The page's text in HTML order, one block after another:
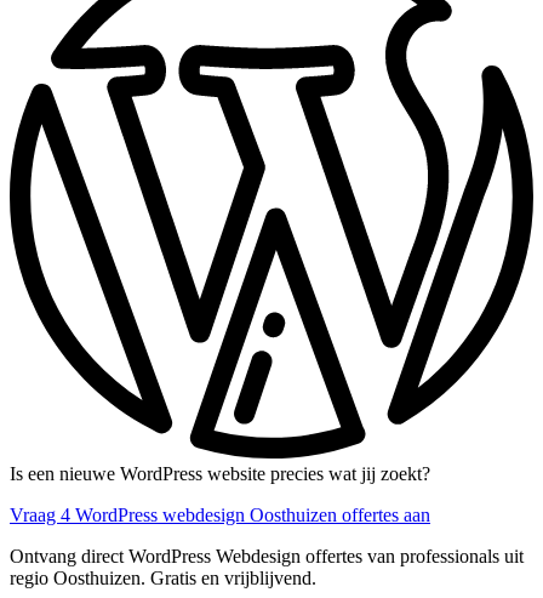
Is een nieuwe WordPress website precies wat jij zoekt?
Vraag 4 WordPress webdesign Oosthuizen offertes aan
Ontvang direct WordPress Webdesign offertes van professionals uit
regio Oosthuizen. Gratis en vrijblijvend.